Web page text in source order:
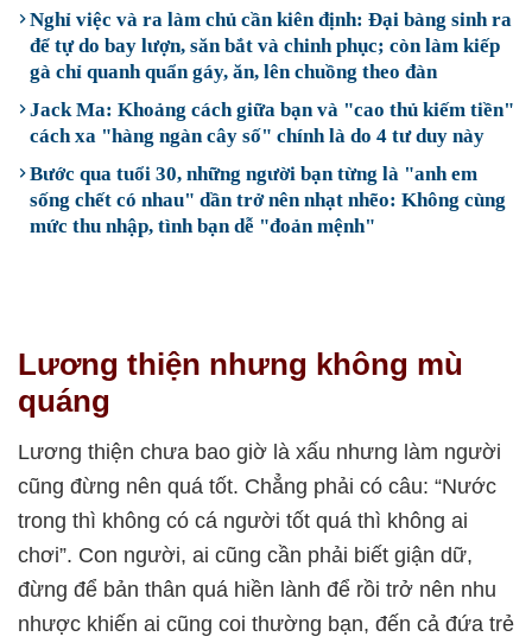
Nghỉ việc và ra làm chủ cần kiên định: Đại bàng sinh ra
để tự do bay lượn, săn bắt và chinh phục; còn làm kiếp
gà chỉ quanh quẩn gáy, ăn, lên chuồng theo đàn
Jack Ma: Khoảng cách giữa bạn và "cao thủ kiếm tiền"
cách xa "hàng ngàn cây số" chính là do 4 tư duy này
Bước qua tuổi 30, những người bạn từng là "anh em
sống chết có nhau" dần trở nên nhạt nhẽo: Không cùng
mức thu nhập, tình bạn dễ "đoản mệnh"
Lương thiện nhưng không mù
quáng
Lương thiện chưa bao giờ là xấu nhưng làm người
cũng đừng nên quá tốt. Chẳng phải có câu: “Nước
trong thì không có cá người tốt quá thì không ai
chơi”. Con người, ai cũng cần phải biết giận dữ,
đừng để bản thân quá hiền lành để rồi trở nên nhu
nhược khiến ai cũng coi thường bạn, đến cả đứa trẻ